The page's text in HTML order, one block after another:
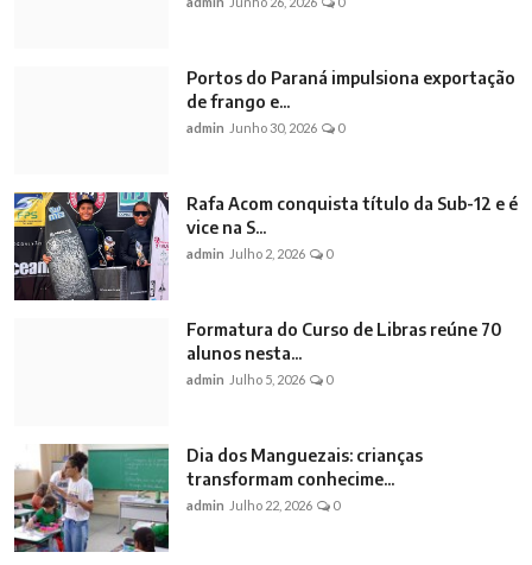
Portos do Paraná impulsiona exportação
de frango e...
admin Junho 30, 2026 0
Rafa Acom conquista título da Sub-12 e é
vice na S...
admin Julho 2, 2026 0
Formatura do Curso de Libras reúne 70
alunos nesta...
admin Julho 5, 2026 0
Dia dos Manguezais: crianças
transformam conhecime...
admin Julho 22, 2026 0